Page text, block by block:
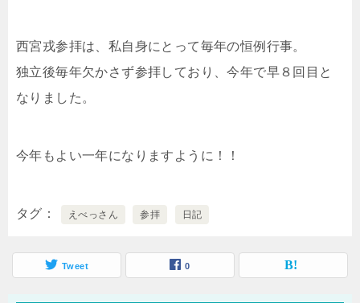
西宮戎参拝は、私自身にとって毎年の恒例行事。
独立後毎年欠かさず参拝しており、今年で早８回目と
なりました。
今年もよい一年になりますように！！
タグ えべっさん 参拝 日記
Tweet 0